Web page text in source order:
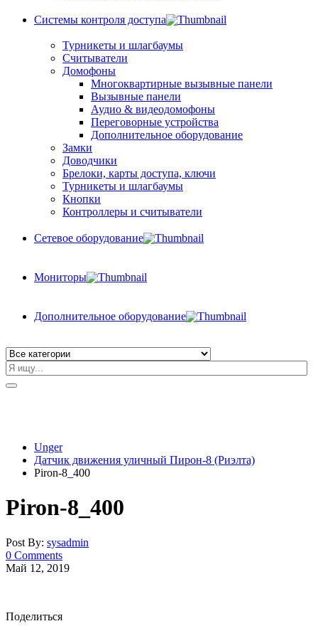
Системы контроля доступа
Турникеты и шлагбаумы
Cчитыватели
Домофоны
Многоквартирные вызывные панели
Вызывные панели
Аудио & видеодомофоны
Переговорные устройства
Дополнительное оборудование
Замки
Доводчики
Брелоки, карты доступа, ключи
Турникеты и шлагбаумы
Кнопки
Контроллеры и считыватели
Сетевое оборудование
Мониторы
Дополнительное оборудование
Unger
Датчик движения уличный Пирон-8 (Риэлта)
Piron-8_400
Piron-8_400
Post By: sysadmin
0 Comments
Май 12, 2019
Поделиться